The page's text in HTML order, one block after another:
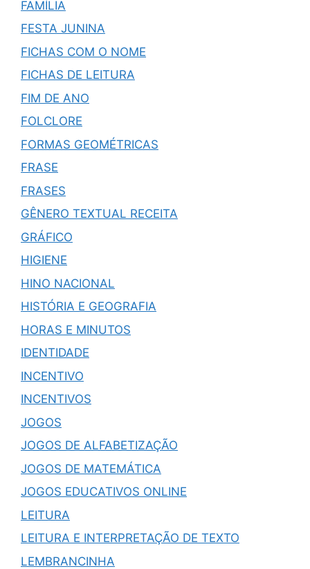
FAMÍLIA
FESTA JUNINA
FICHAS COM O NOME
FICHAS DE LEITURA
FIM DE ANO
FOLCLORE
FORMAS GEOMÉTRICAS
FRASE
FRASES
GÊNERO TEXTUAL RECEITA
GRÁFICO
HIGIENE
HINO NACIONAL
HISTÓRIA E GEOGRAFIA
HORAS E MINUTOS
IDENTIDADE
INCENTIVO
INCENTIVOS
JOGOS
JOGOS DE ALFABETIZAÇÃO
JOGOS DE MATEMÁTICA
JOGOS EDUCATIVOS ONLINE
LEITURA
LEITURA E INTERPRETAÇÃO DE TEXTO
LEMBRANCINHA